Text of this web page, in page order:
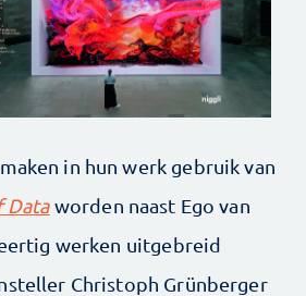
in hun werk gebruik van
Dataworden naast Ego van
werken uitgebreid
Christoph Grünberger